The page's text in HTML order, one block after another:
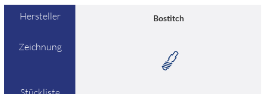
Hersteller Bostitch
Zeichnung